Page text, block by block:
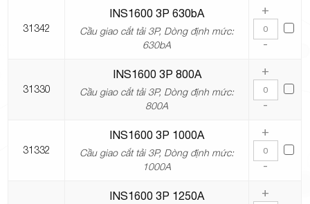
31342
INS1600 3P 630bA
Cầu giao cắt tải 3P, Dòng định mức:
630bA
+
-
31330
INS1600 3P 800A
Cầu giao cắt tải 3P, Dòng định mức:
800A
+
-
31332
INS1600 3P 1000A
Cầu giao cắt tải 3P, Dòng định mức:
1000A
+
-
INS1600 3P 1250A +